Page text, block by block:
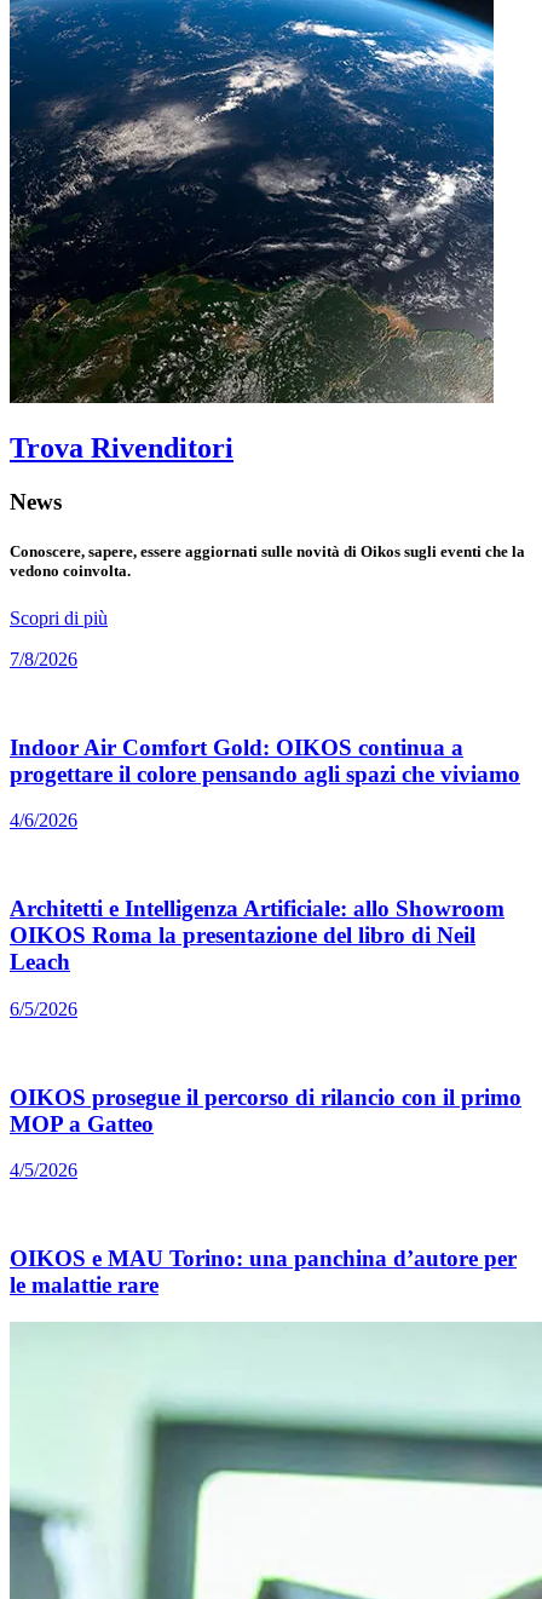
Trova Rivenditori
News
Conoscere, sapere, essere aggiornati sulle novità di Oikos sugli eventi che la
vedono coinvolta.
Scopri di più
7/8/2026
Indoor Air Comfort Gold: OIKOS continua a
progettare il colore pensando agli spazi che viviamo
4/6/2026
Architetti e Intelligenza Artificiale: allo Showroom
OIKOS Roma la presentazione del libro di Neil
Leach
6/5/2026
OIKOS prosegue il percorso di rilancio con il primo
MOP a Gatteo
4/5/2026
OIKOS e MAU Torino: una panchina d’autore per
le malattie rare